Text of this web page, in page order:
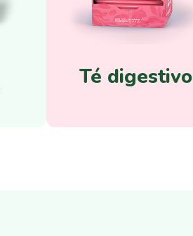
Té digestivo